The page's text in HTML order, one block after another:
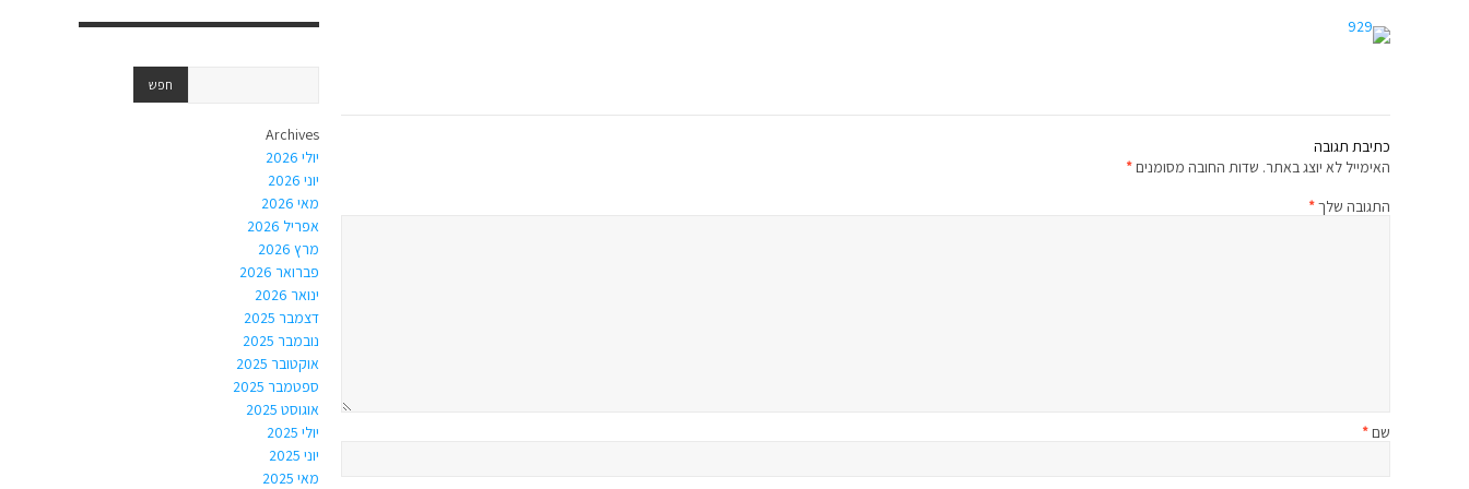
כתיבת תגובה
האימייל לא יוצג באתר. שדות החובה מסומנים*
התגובה שלך*
שם*
Archives
יולי 2026
יוני 2026
מאי 2026
אפריל 2026
מרץ 2026
פברואר 2026
ינואר 2026
דצמבר 2025
נובמבר 2025
אוקטובר 2025
ספטמבר 2025
אוגוסט 2025
יולי 2025
יוני 2025
מאי 2025